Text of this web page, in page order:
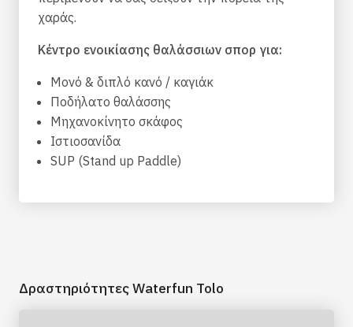
χαράς.
Κέντρο ενοικίασης θαλάσσιων σπορ για:
Μονό & διπλό κανό / καγιάκ
Ποδήλατο θαλάσσης
Μηχανοκίνητο σκάφος
Ιστιοσανίδα
SUP (Stand up Paddle)
Δραστηριότητες Waterfun Tolo